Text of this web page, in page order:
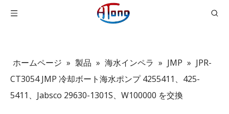
ホームページ » 製品 » 海水インペラ » JMP » JPR-
CT3054 JMP 冷却ボート海水ポンプ 4255411、425-
5411、Jabsco 29630-1301S、W100000 を交換